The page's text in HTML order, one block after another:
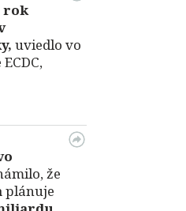
rok
uviedlo vo
že
plánuje